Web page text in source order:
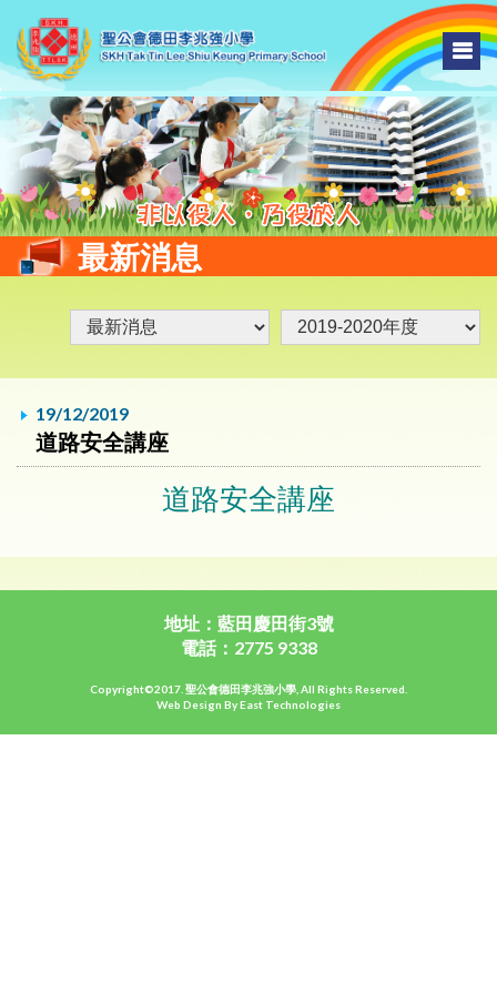
最新消息
19/12/2019
道路安全講座
道路安全講座
地址：藍田慶田街3號
電話：2775 9338
Copyright©2017. 聖公會德田李兆強小學, All Rights Reserved.
Web Design By East Technologies